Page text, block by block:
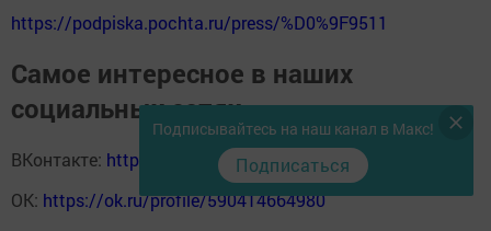
https://podpiska.pochta.ru/press/%D0%9F9511
Самое интересное в наших
социальных сетях
ВКонтакте: https://vk.com/svetliput
ОК: https://ok.ru/profile/590414664980
Подписывайтесь на наш канал в Макс!
Подписаться